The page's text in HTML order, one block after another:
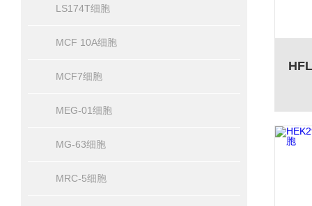
LS174T细胞
MCF 10A细胞
MCF7细胞
MEG-01细胞
MG-63细胞
MRC-5细胞